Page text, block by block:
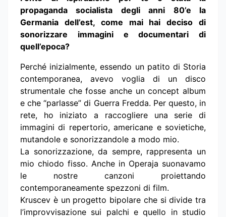
propaganda socialista degli anni 80’e la
Germania dell’est, come mai hai deciso di
sonorizzare immagini e documentari di
quell’epoca?
Perché inizialmente, essendo un patito di Storia
contemporanea, avevo voglia di un disco
strumentale che fosse anche un concept album
e che “parlasse” di Guerra Fredda. Per questo, in
rete, ho iniziato a raccogliere una serie di
immagini di repertorio, americane e sovietiche,
mutandole e sonorizzandole a modo mio.
La sonorizzazione, da sempre, rappresenta un
mio chiodo fisso. Anche in Operaja suonavamo
le nostre canzoni proiettando
contemporaneamente spezzoni di film.
Kruscev è un progetto bipolare che si divide tra
l’improvvisazione sui palchi e quello in studio